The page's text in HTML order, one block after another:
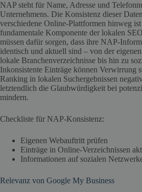
NAP steht für Name, Adresse und
Unternehmens. Die Konsistenz dieser
verschiedene Online-Plattformen hinweg
fundamentale Komponente der lokalen
müssen dafür sorgen, dass ihre NAP-
identisch und aktuell sind – von der
lokale Branchenverzeichnisse bis hin zu
Inkonsistente Einträge können Verwirrung
Ranking in lokalen Suchergebnissen
letztendlich die Glaubwürdigkeit bei
mindern.
Checkliste für NAP-Konsistenz:
Eigenen Webauftritt prüfen
Einträge in Online-Verzeichnissen
Informationen auf sozialen
Relevanz von Google My Business